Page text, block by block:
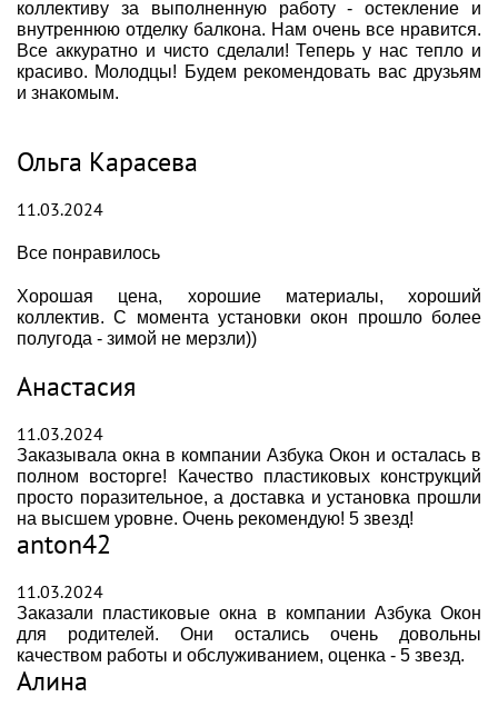
коллективу за выполненную работу - остекление и
внутреннюю отделку балкона. Нам очень все нравится.
Все аккуратно и чисто сделали! Теперь у нас тепло и
красиво. Молодцы! Будем рекомендовать вас друзьям
и знакомым.
Ольга Карасева
11.03.2024
Все понравилось
Хорошая цена, хорошие материалы, хороший
коллектив. С момента установки окон прошло более
полугода - зимой не мерзли))
Анастасия
11.03.2024
Заказывала окна в компании Азбука Окон и осталась в
полном восторге! Качество пластиковых конструкций
просто поразительное, а доставка и установка прошли
на высшем уровне. Очень рекомендую! 5 звезд!
anton42
11.03.2024
Заказали пластиковые окна в компании Азбука Окон
для родителей. Они остались очень довольны
качеством работы и обслуживанием, оценка - 5 звезд.
Алина